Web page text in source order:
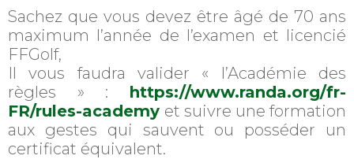
Sachez que vous devez être âgé de 70 ans
maximum l’année de l’examen et licencié
FFGolf,
Il vous faudra valider « l’Académie des
règles » : https://www.randa.org/fr-
FR/rules-academy et suivre une formation
aux gestes qui sauvent ou posséder un
certificat équivalent.